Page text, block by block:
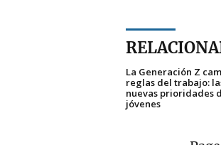
La Generación Z
reglas del trabajo:
nuevas prioridades
jóvenes